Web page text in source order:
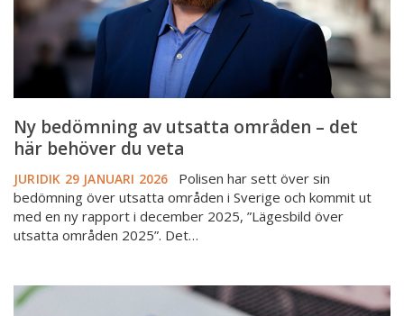
här
behöver
veta
Ny bedömning av utsatta områden – det
här behöver du veta
JURIDIK 29 JANUARI 2026
Polisen har sett över sin
bedömning över utsatta områden i Sverige och kommit ut
med en ny rapport i december 2025, ”Lägesbild över
utsatta områden 2025”. Det…
Uppdateringar